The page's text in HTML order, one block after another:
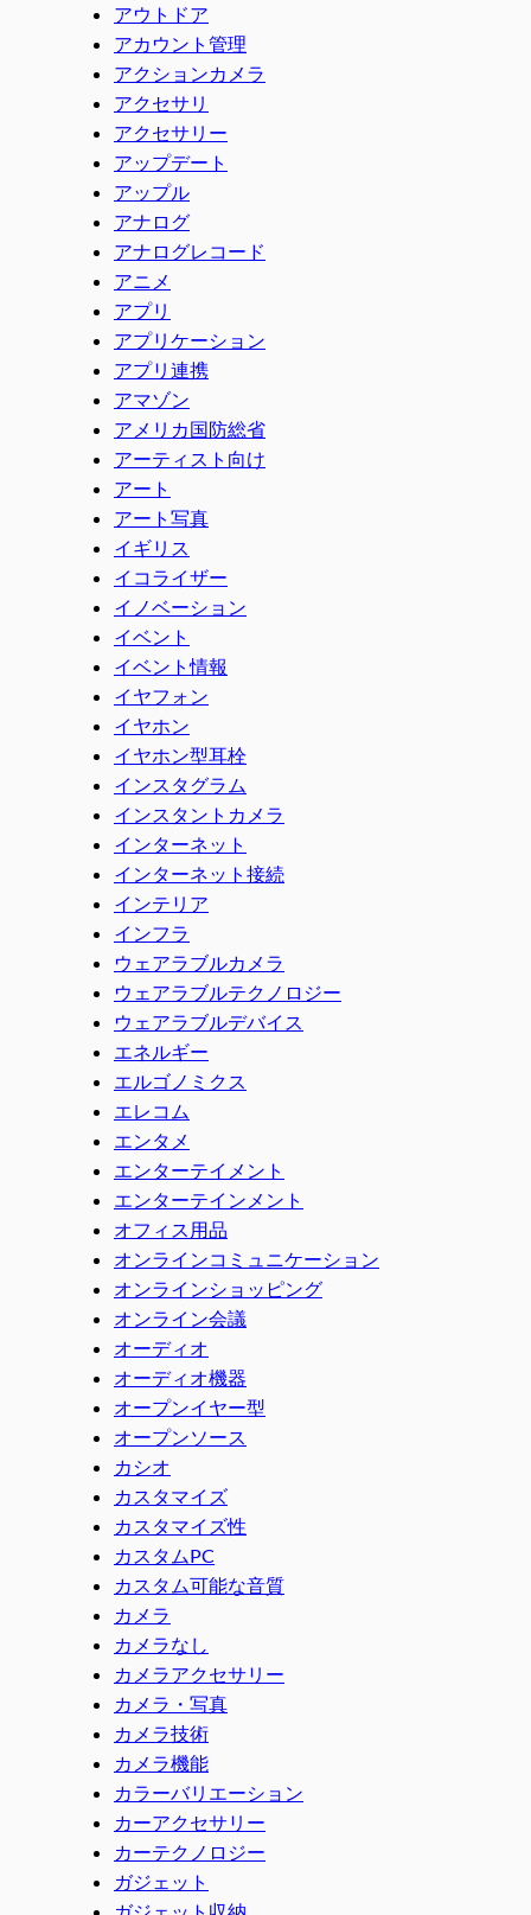
アウトドア
アカウント管理
アクションカメラ
アクセサリ
アクセサリー
アップデート
アップル
アナログ
アナログレコード
アニメ
アプリ
アプリケーション
アプリ連携
アマゾン
アメリカ国防総省
アーティスト向け
アート
アート写真
イギリス
イコライザー
イノベーション
イベント
イベント情報
イヤフォン
イヤホン
イヤホン型耳栓
インスタグラム
インスタントカメラ
インターネット
インターネット接続
インテリア
インフラ
ウェアラブルカメラ
ウェアラブルテクノロジー
ウェアラブルデバイス
エネルギー
エルゴノミクス
エレコム
エンタメ
エンターテイメント
エンターテインメント
オフィス用品
オンラインコミュニケーション
オンラインショッピング
オンライン会議
オーディオ
オーディオ機器
オープンイヤー型
オープンソース
カシオ
カスタマイズ
カスタマイズ性
カスタムPC
カスタム可能な音質
カメラ
カメラなし
カメラアクセサリー
カメラ・写真
カメラ技術
カメラ機能
カラーバリエーション
カーアクセサリー
カーテクノロジー
ガジェット
ガジェット収納